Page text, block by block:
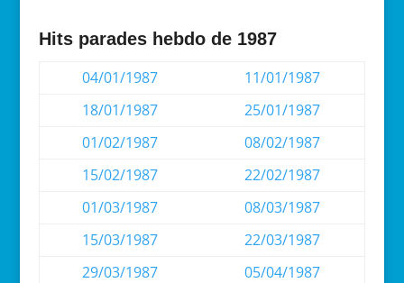
Hits parades hebdo de 1987
04/01/1987
11/01/1987
18/01/1987
25/01/1987
01/02/1987
08/02/1987
15/02/1987
22/02/1987
01/03/1987
08/03/1987
15/03/1987
22/03/1987
29/03/1987
05/04/1987